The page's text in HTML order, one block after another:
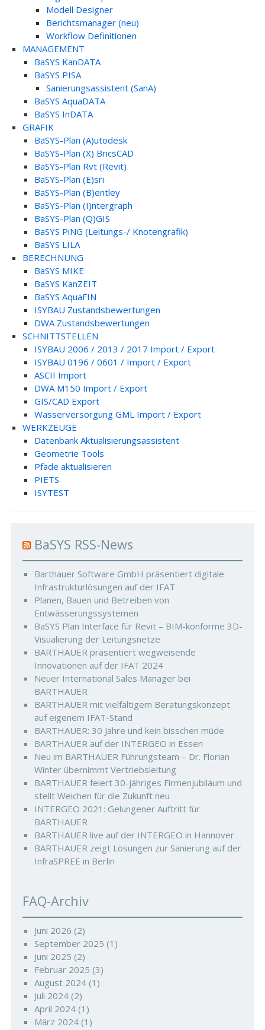
Modell Designer
Berichtsmanager (neu)
Workflow Definitionen
MANAGEMENT
BaSYS KanDATA
BaSYS PISA
Sanierungsassistent (SanA)
BaSYS AquaDATA
BaSYS InDATA
GRAFIK
BaSYS-Plan (A)utodesk
BaSYS-Plan (X) BricsCAD
BaSYS-Plan Rvt (Revit)
BaSYS-Plan (E)sri
BaSYS-Plan (B)entley
BaSYS-Plan (I)ntergraph
BaSYS-Plan (Q)GIS
BaSYS PiNG (Leitungs-/ Knotengrafik)
BaSYS LILA
BERECHNUNG
BaSYS MIKE
BaSYS KanZEIT
BaSYS AquaFIN
ISYBAU Zustandsbewertungen
DWA Zustandsbewertungen
SCHNITTSTELLEN
ISYBAU 2006 / 2013 / 2017 Import / Export
ISYBAU 0196 / 0601 / Import / Export
ASCII Import
DWA M150 Import / Export
GIS/CAD Export
Wasserversorgung GML Import / Export
WERKZEUGE
Datenbank Aktualisierungsassistent
Geometrie Tools
Pfade aktualisieren
PIETS
ISYTEST
BaSYS RSS-News
Barthauer Software GmbH präsentiert digitale
Infrastrukturlösungen auf der IFAT
Planen, Bauen und Betreiben von
Entwässerungssystemen
BaSYS Plan Interface für Revit – BIM-konforme 3D-
Visualierung der Leitungsnetze
BARTHAUER präsentiert wegweisende
Innovationen auf der IFAT 2024
Neuer International Sales Manager bei
BARTHAUER
BARTHAUER mit vielfältigem Beratungskonzept
auf eigenem IFAT-Stand
BARTHAUER: 30 Jahre und kein bisschen müde
BARTHAUER auf der INTERGEO in Essen
Neu im BARTHAUER Führungsteam – Dr. Florian
Winter übernimmt Vertriebsleitung
BARTHAUER feiert 30-jähriges Firmenjubiläum und
stellt Weichen für die Zukunft neu
INTERGEO 2021: Gelungener Auftritt für
BARTHAUER
BARTHAUER live auf der INTERGEO in Hannover
BARTHAUER zeigt Lösungen zur Sanierung auf der
InfraSPREE in Berlin
FAQ-Archiv
Juni 2026 (2)
September 2025 (1)
Juni 2025 (2)
Februar 2025 (3)
August 2024(1)
Juli 2024(2)
April 2024(1)
März 2024(1)